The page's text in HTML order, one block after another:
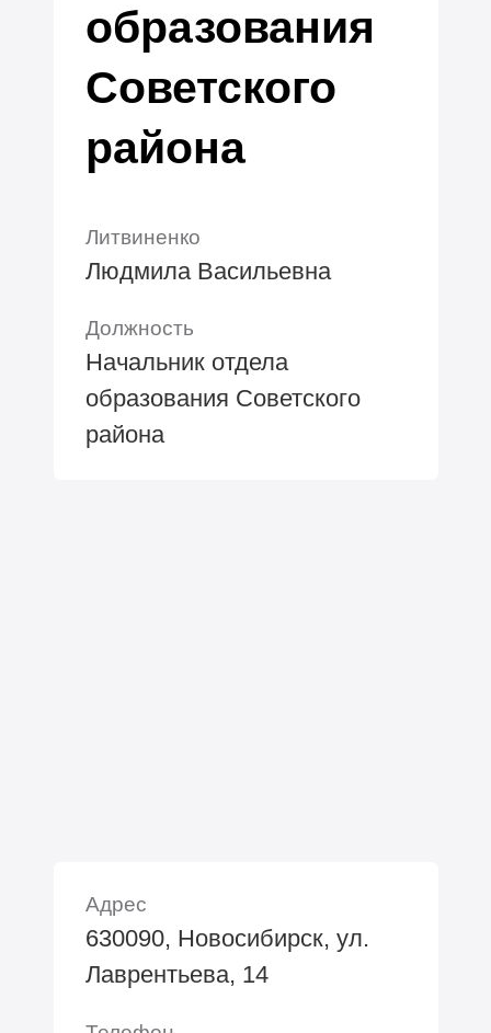
образования
Советского
района
Литвиненко
Людмила Васильевна
Должность
Начальник отдела
образования Советского
района
Адрес
630090, Новосибирск, ул.
Лаврентьева, 14